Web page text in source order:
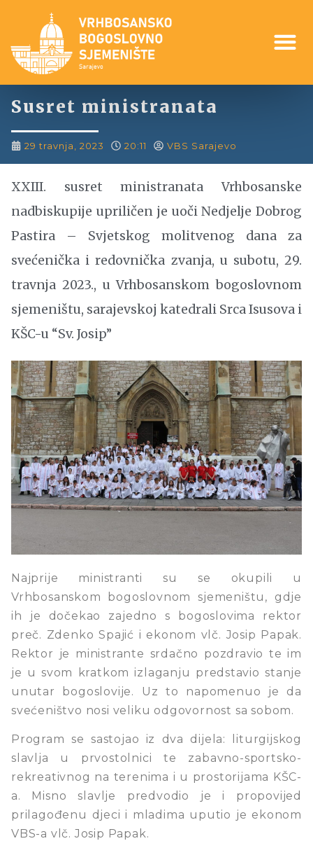
Susret ministranata
29 travnja, 2023 20:11 VBS Sarajevo
XXIII. susret ministranata Vrhbosanske
nadbiskupije upriličen je uoči Nedjelje Dobrog
Pastira – Svjetskog molitvenog dana za
svećenička i redovnička zvanja, u subotu, 29.
travnja 2023., u Vrhbosanskom bogoslovnom
sjemeništu, sarajevskoj katedrali Srca Isusova i
KŠC-u “Sv. Josip”
Najprije ministranti su se okupili u
Vrhbosanskom bogoslovnom sjemeništu, gdje
ih je dočekao zajedno s bogoslovima rektor
preč. Zdenko Spajić i ekonom vlč. Josip Papak.
Rektor je ministrante srdačno pozdravio te im
je u svom kratkom izlaganju predstavio stanje
unutar bogoslovije. Uz to napomenuo je da
svećeništvo nosi veliku odgovornost sa sobom.
Program se sastojao iz dva dijela: liturgijskog
slavlja u prvostolnici te zabavno-sportsko-
rekreativnog na terenima i u prostorijama KŠC-
a. Misno slavlje predvodio je i propovijed
prilagođenu djeci i mladima uputio je ekonom
VBS-a vlč. Josip Papak.